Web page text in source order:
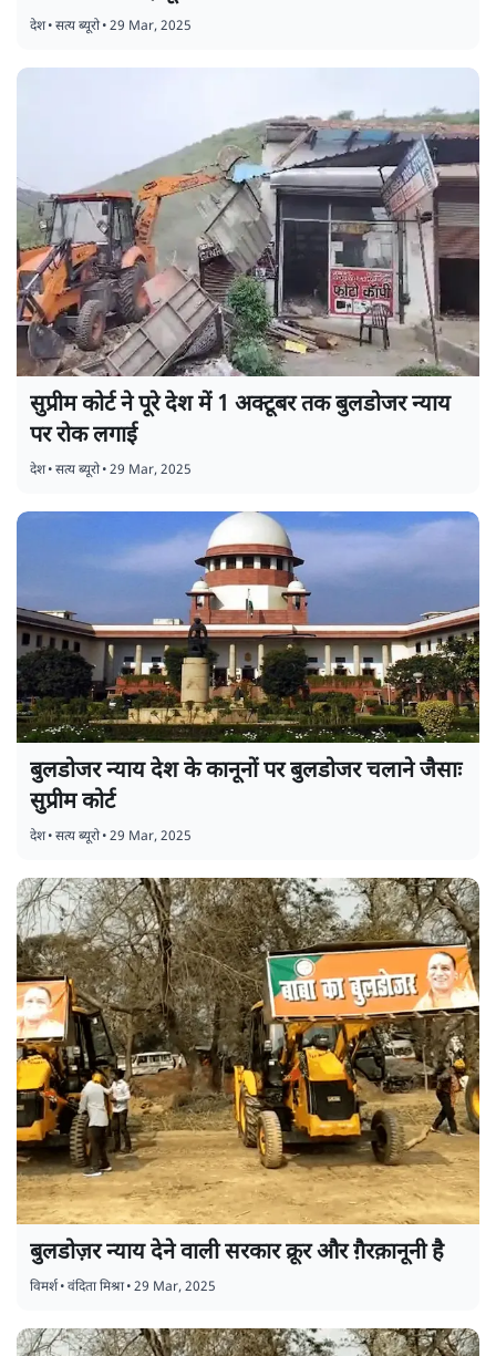
देश•सत्य ब्यूरो•29 Mar, 2025
सुप्रीम कोर्ट ने पूरे देश में 1 अक्टूबर तक बुलडोजर न्याय
पर रोक लगाई
देश•सत्य ब्यूरो•29 Mar, 2025
बुलडोजर न्याय देश के कानूनों पर बुलडोजर चलाने जैसाः
सुप्रीम कोर्ट
देश•सत्य ब्यूरो•29 Mar, 2025
बुलडोज़र न्याय देने वाली सरकार क्रूर और ग़ैरक़ानूनी है
विमर्श•वंदिता मिश्रा•29 Mar, 2025